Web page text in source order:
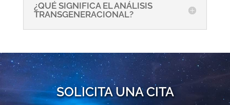
¿QUÉ SIGNIFICA EL ANÁLISIS
TRANSGENERACIONAL?
SOLICITA UNA CITA